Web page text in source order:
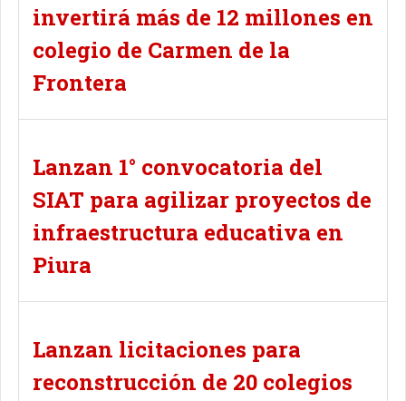
invertirá más de 12 millones en
colegio de Carmen de la
Frontera
Lanzan 1° convocatoria del
SIAT para agilizar proyectos de
infraestructura educativa en
Piura
Lanzan licitaciones para
reconstrucción de 20 colegios